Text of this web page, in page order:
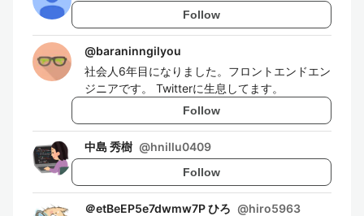
Follow
@baraninngilyou
社会人6年目になりました。フロントエンドエン
ジニアです。 Twitterに生息してます。
Follow
中島 秀樹 @hnillu0409
Follow
＠etBeEP5e7dwmw7P ひろ @hiro5963